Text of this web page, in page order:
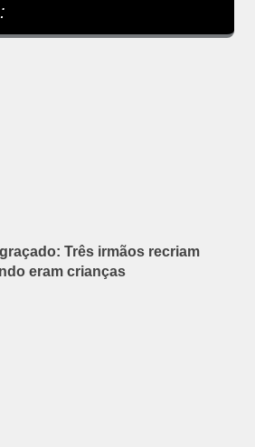
Três irmãos recriam
eram crianças